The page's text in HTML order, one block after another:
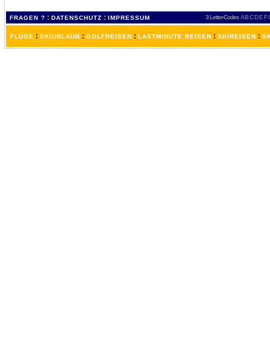
FRAGEN ? : DATENSCHUTZ : IMPRESSUM 3 Letter-Codes ABCDEF
FLÜGE : SKIURLAUB : GOLFREISEN : LASTMINUTE REISEN : SKIREISEN :